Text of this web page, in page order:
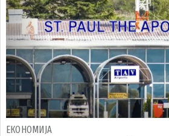
ЕКОНОМИЈА